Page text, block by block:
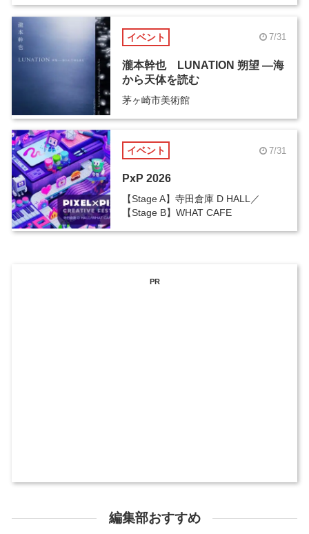
イベント 7/31
瀧本幹也 LUNATION 朔望 ―海
から天体を読む
茅ヶ崎市美術館
イベント 7/31
PxP 2026
【Stage A】寺田倉庫 D HALL／
【Stage B】WHAT CAFE
PR
編集部おすすめ